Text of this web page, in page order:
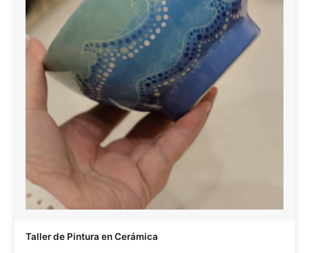
Taller de Pintura en Cerámica